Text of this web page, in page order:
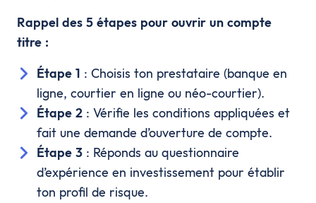
Rappel des 5 étapes pour ouvrir un compte
titre :
Étape 1 : Choisis ton prestataire (banque en
ligne, courtier en ligne ou néo-courtier).
Étape 2 : Vérifie les conditions appliquées et
fait une demande d’ouverture de compte.
Étape 3 : Réponds au questionnaire
d’expérience en investissement pour établir
ton profil de risque.